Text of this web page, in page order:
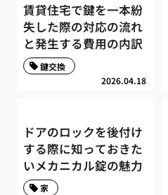
賃貸住宅で鍵を一本紛
失した際の対応の流れ
と発生する費用の内訳
2026.04.18
鍵交換
ドアのロックを後付け
する際に知っておきた
いメカニカル錠の魅力
家